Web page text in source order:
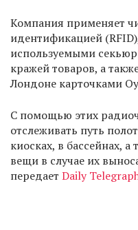
Компания применяет
идентификацией
используемыми
кражей товаров, а
Лондоне карточками
С помощью этих
отслеживать путь
киосках, в бассейнах,
вещи в случае их
передает Daily